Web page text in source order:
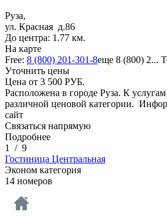
Руза,
ул. Красная д.86
До центра: 1.77 км.
На карте
Free: 8 (800) 201-301-8еще 8 (800) 2...
Уточнить цены
Цена от 3 500 РУБ.
Расположена в городе Руза. К
различной ценовой категории.
сайт
Связаться напрямую
Подробнее
1
/ 9
Гостиница Центральная
Эконом категория
14 номеров